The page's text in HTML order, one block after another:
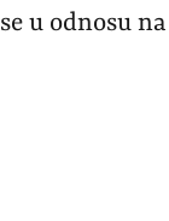
u odnosu na